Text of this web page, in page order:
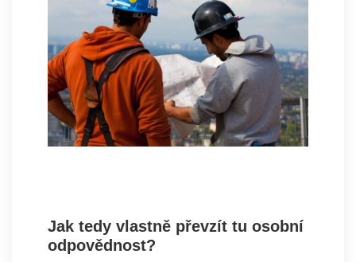
Jak tedy vlastně převzít tu osobní
odpovědnost?